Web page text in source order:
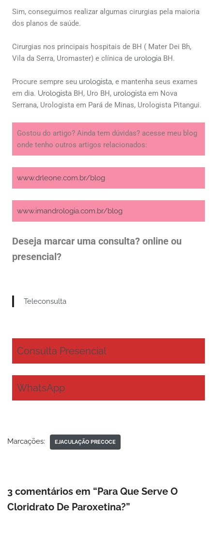
Sim, conseguimos realizar algumas cirurgias pela maioria
dos planos de saúde.
Cirurgias nos principais hospitais de BH ( Mater Dei Bh,
Vila da Serra, Uromaster) e clínica de urologia BH.
Procure sempre seu urologista, e mantenha seus exames
em dia. Urologista BH, Uro BH, urologista em Nova
Serrana, Urologista em Pará de Minas, Urologista Pitangui.
Gostou do artigo? Ainda tem dúvidas? acesse meu blog
onde tenho outros artigos relacionados:
www.drleone.com.br/blog
www.imandrologia.com.br/blog
Deseja marcar uma consulta? online ou
presencial?
Teleconsulta
Consulta Presencial
WhatsApp
Marcações: EJACULAÇÃO PRECOCE
3 comentários em “Para Que Serve O
Cloridrato De Paroxetina?”